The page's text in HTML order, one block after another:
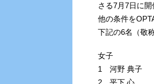
さる7月7日に
他の条件を
下記の6名（敬
女子
1 河野 典子
2 平下 心